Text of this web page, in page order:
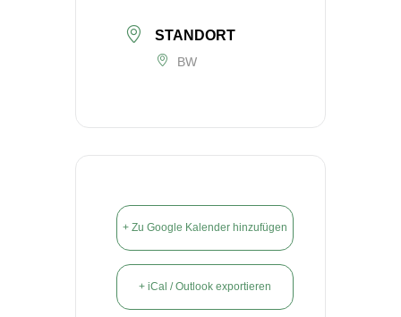
STANDORT
BW
+ Zu Google Kalender hinzufügen
+ iCal / Outlook exportieren